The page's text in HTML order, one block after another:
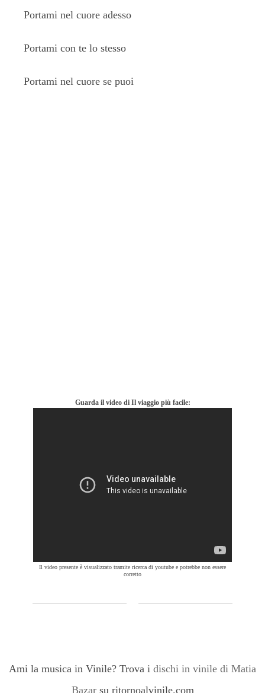
Portami nel cuore adesso
Portami con te lo stesso
Portami nel cuore se puoi
Guarda il video di Il viaggio più facile:
Il video presente è visualizzato tramite ricerca di youtube e potrebbe non essere
corretto
Ami la musica in Vinile? Trova i dischi in vinile di Matia
Bazar su ritornoalvinile.com